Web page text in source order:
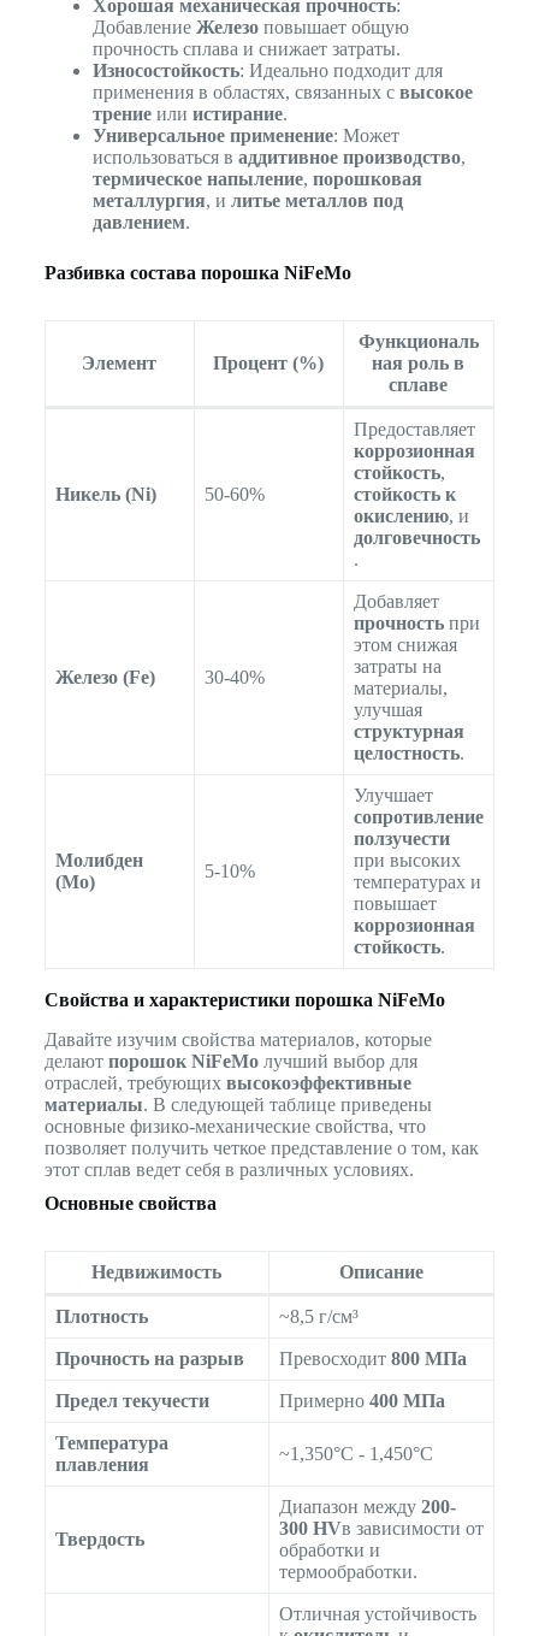
Хорошая механическая прочность:
Добавление Железоповышает общую
прочность сплава и снижает затраты.
Износостойкость: Идеально подходит для
применения в областях, связанных с высокое
трениеили истирание.
Универсальное применение: Может
использоваться в аддитивное производство,
термическое напыление, порошковая
металлургия, и литье металлов под
давлением.
Разбивка состава порошка NiFeMo
Элемент Процент (%)
Функциональ
ная роль в
сплаве
Никель (Ni) 50-60%
Предоставляет
коррозионная
стойкость,
стойкость к
окислению, и
долговечность
.
Железо (Fe) 30-40%
Добавляет
прочностьпри
этом снижая
затраты на
материалы,
улучшая
структурная
целостность.
Молибден
(Mo)
5-10%
Улучшает
сопротивление
ползучести
при высоких
температурах и
повышает
коррозионная
стойкость.
Свойства и характеристики порошка NiFeMo
Давайте изучим свойства материалов, которые
делают порошок NiFeMoлучший выбор для
отраслей, требующих высокоэффективные
материалы. В следующей таблице приведены
основные физико-механические свойства, что
позволяет получить четкое представление о том, как
этот сплав ведет себя в различных условиях.
Основные свойства
Недвижимость Описание
Плотность ~8,5 г/см³
Прочность на разрыв Превосходит 800 МПа
Предел текучести Примерно 400 МПа
Температура
плавления
~1,350°C - 1,450°C
Твердость
Диапазон между 200-
300 HVв зависимости от
обработки и
термообработки.
Отличная устойчивость